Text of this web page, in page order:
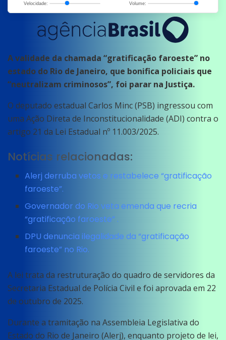
Velocidade: Volume:
A validade da chamada “gratificação faroeste” no
estado do Rio de Janeiro, que bonifica policiais que
“neutralizam criminosos”, foi parar na Justiça.
O deputado estadual Carlos Minc (PSB) ingressou com
uma Ação Direta de Inconstitucionalidade (ADI) contra o
artigo 21 da Lei Estadual nº 11.003/2025.
Notícias relacionadas:
Alerj derruba vetos e restabelece “gratificação
faroeste”.
Governador do Rio veta emenda que recria
“gratificação faroeste” .
DPU denuncia ilegalidade da “gratificação
faroeste” no Rio.
A lei trata da restruturação do quadro de servidores da
Secretaria Estadual de Polícia Civil e foi aprovada em 22
de outubro de 2025.
Durante a tramitação na Assembleia Legislativa do
Estado do Rio de Janeiro (Alerj), enquanto projeto de lei,